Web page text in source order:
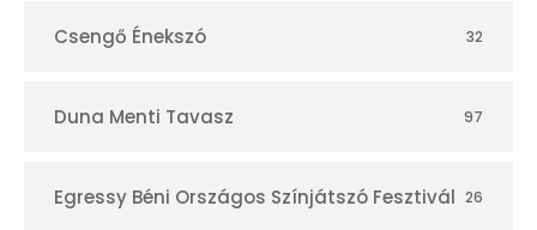
Csengő Énekszó 32
Duna Menti Tavasz 97
Egressy Béni Országos Színjátszó Fesztivál 26